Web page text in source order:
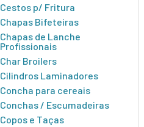
Cestos p/ Fritura
Chapas Bifeteiras
Chapas de Lanche
Profissionais
Char Broilers
Cilindros Laminadores
Concha para cereais
Conchas / Escumadeiras
Copos e Taças